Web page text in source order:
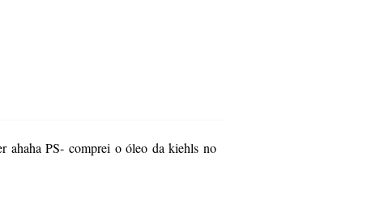
ahaha PS- comprei o óleo da kiehls no